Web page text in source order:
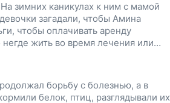
зимних каникулах к ним с мамой
загадали, чтобы Амина
чтобы оплачивать аренду
жить во время лечения или
и снова стать обычными
борьбу с болезнью, а в
белок, птиц, разглядывали их